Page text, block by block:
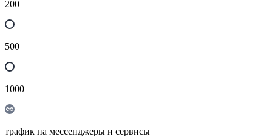
200
500
1000
трафик на мессенджеры и сервисы